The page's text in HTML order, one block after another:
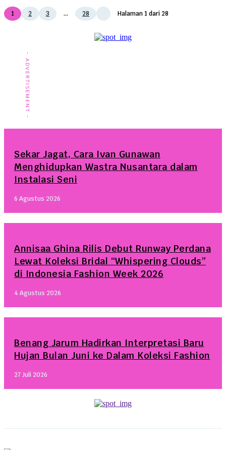
1 2 3 ... 28 Halaman 1 dari 28
- ADVERTISEMENT -
Sekar Jagat, Cara Ivan Gunawan
Menghidupkan Wastra Nusantara dalam
Instalasi Seni
6 Agustus 2026
Annisaa Ghina Rilis Debut Runway Perdana
Lewat Koleksi Bridal “Whispering Clouds”
di Indonesia Fashion Week 2026
4 Agustus 2026
Benang Jarum Hadirkan Interpretasi Baru
Hujan Bulan Juni ke Dalam Koleksi Fashion
27 Juli 2026